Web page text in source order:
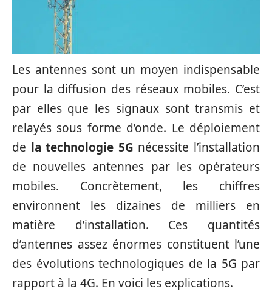
Les antennes sont un moyen indispensable
pour la diffusion des réseaux mobiles. C’est
par elles que les signaux sont transmis et
relayés sous forme d’onde. Le déploiement
de la technologie 5G nécessite l’installation
de nouvelles antennes par les opérateurs
mobiles. Concrètement, les chiffres
environnent les dizaines de milliers en
matière d’installation. Ces quantités
d’antennes assez énormes constituent l’une
des évolutions technologiques de la 5G par
rapport à la 4G. En voici les explications.